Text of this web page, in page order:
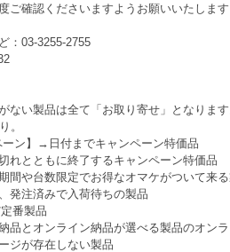
ご確認くださいますようお願いいたします
：03-3255-2755
ない製品は全て「お取り寄せ」となります
。
ーン】→日付までキャンペーン特価品
れとともに終了するキャンペーン特価品
間や台数限定でお得なオマケがついて来
発注済みで入荷待ちの製品
番製品
品とオンライン納品が選べる製品のオン
ジが存在しない製品